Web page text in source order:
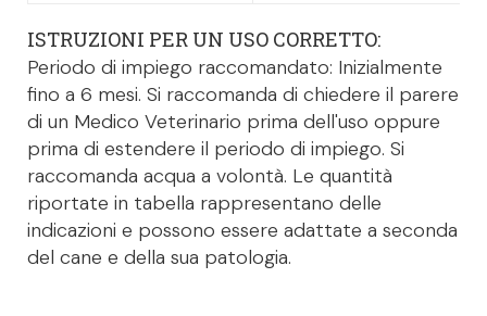
ISTRUZIONI PER UN USO CORRETTO:
Periodo di impiego raccomandato: Inizialmente
fino a 6 mesi. Si raccomanda di chiedere il parere
di un Medico Veterinario prima dell'uso oppure
prima di estendere il periodo di impiego. Si
raccomanda acqua a volontà. Le quantità
riportate in tabella rappresentano delle
indicazioni e possono essere adattate a seconda
del cane e della sua patologia.